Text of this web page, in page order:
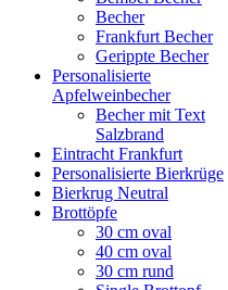
Becher
Frankfurt Becher
Gerippte Becher
Personalisierte
Apfelweinbecher
Becher mit Text
Salzbrand
Eintracht Frankfurt
Personalisierte Bierkrüge
Bierkrug Neutral
Brottöpfe
30 cm oval
40 cm oval
30 cm rund